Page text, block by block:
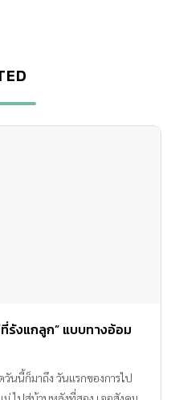
รังแกลูก” แบบทางอ้อม
นนี้ก็มาถึง วันแรกของการไป